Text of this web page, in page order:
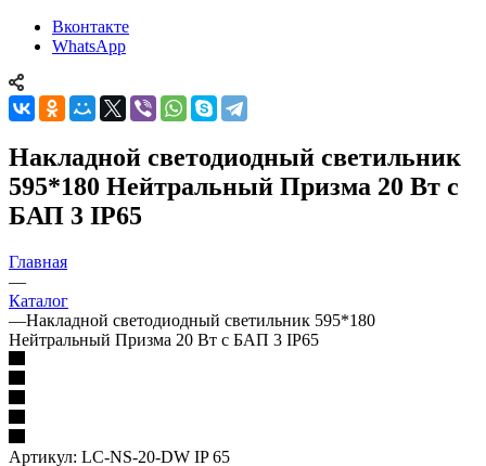
Вконтакте
WhatsApp
Накладной светодиодный светильник
595*180 Нейтральный Призма 20 Вт с
БАП 3 IP65
Главная
—
Каталог
—Накладной светодиодный светильник 595*180
Нейтральный Призма 20 Вт с БАП 3 IP65
Артикул: LC-NS-20-DW IP 65